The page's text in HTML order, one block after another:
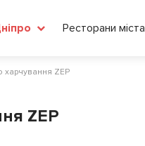
Ресторани міста
харчування ZEP
ZEP